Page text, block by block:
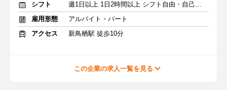
シフト
週1日以上 1日2時間以上 シフト自由・自己申告
雇用形態
アルバイト・パート
アクセス
新鳥栖駅 徒歩10分
この企業の求人一覧を見る